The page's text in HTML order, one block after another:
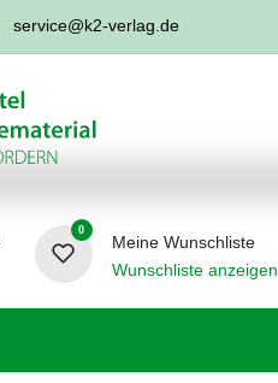
service@k2-verlag.de
0
Meine Wunschliste
Wunschliste anzeigen